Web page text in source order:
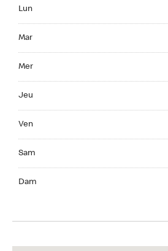
Lun
Mar
Mer
Jeu
Ven
Sam
Dam